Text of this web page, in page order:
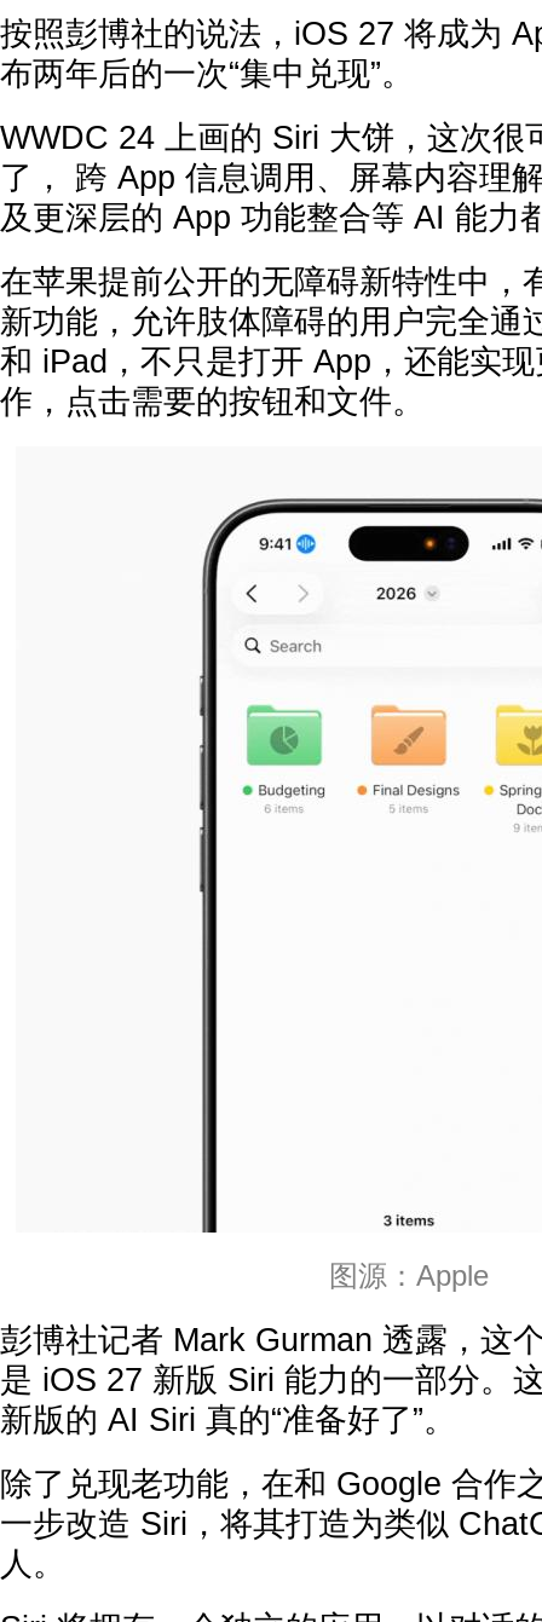
按照彭博社的说法，iOS 27 将成为
布两年后的一次“集中兑现”。
WWDC 24 上画的 Siri 大饼，这次很
了， 跨 App 信息调用、屏幕内容理
及更深层的 App 功能整合等 AI 能力
在苹果提前公开的无障碍新特性中，
新功能，允许肢体障碍的用户完全通
和 iPad，不只是打开 App，还能实
作，点击需要的按钮和文件。
图源：Apple
彭博社记者 Mark Gurman 透露，这
是 iOS 27 新版 Siri 能力的一部分。
新版的 AI Siri 真的“准备好了”。
除了兑现老功能，在和 Google 合作
一步改造 Siri，将其打造为类似
人。